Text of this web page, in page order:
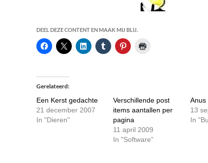
DEEL DEZE CONTENT EN MAAK MIJ BLIJ.
Gerelateerd
Een Kerst gedachte
21 december 2007
In "Dieren"
Verschillende post
items aantallen per
pagina
11 april 2009
In "Software"
Anus
13
In